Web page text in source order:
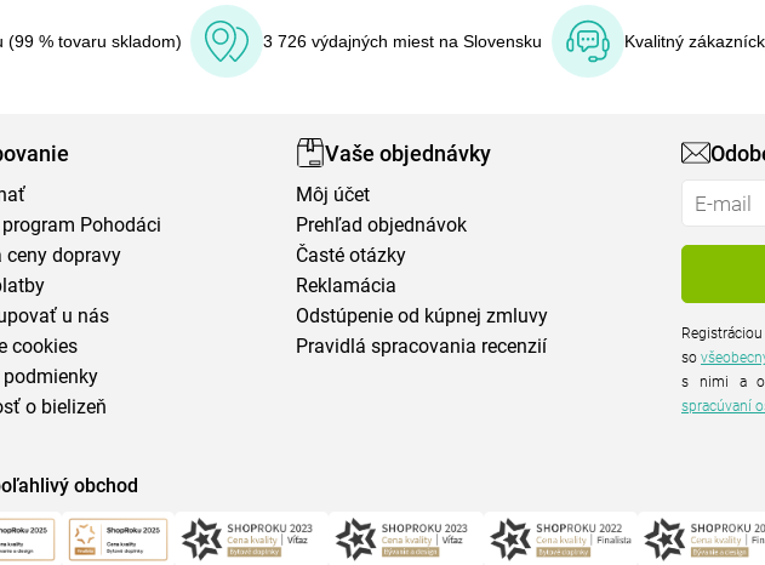
(99 % tovaru skladom) 3 726 výdajných miest na Slovensku Kvalitný
Pohodáci
ceny dopravy
u nás
cookies
podmienky
o bielizeň
Vaše objednávky
Môj účet
Prehľad objednávok
Časté otázky
Reklamácia
Odstúpenie od kúpnej zmluvy
Pravidlá spracovania recenzií
so
s nimi a
spracúvaní
obchod